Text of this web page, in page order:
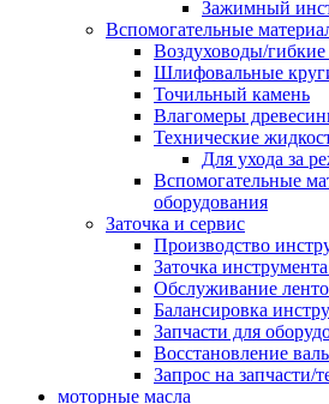
Зажимный
Вспомогательные
Воздуховоды/
Шлифовальные
Точильный камень
Влагомеры
Технические
Для ухода за
Вспомогательные
оборудования
Заточка и сервис
Производство
Заточка
Обслуживание
Балансировка
Запчасти для
Восстановление
Запрос на запчасти/
моторные масла